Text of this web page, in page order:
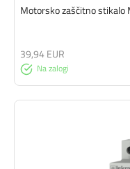
Motorsko zaščitno stikalo
Na zalogi
39,94 EUR